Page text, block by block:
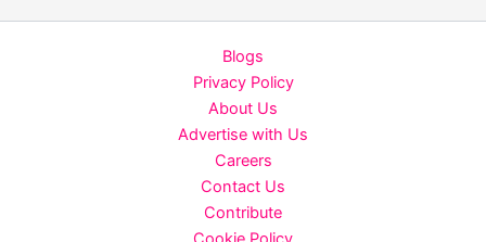
Blogs
Privacy Policy
About Us
Advertise with Us
Careers
Contact Us
Contribute